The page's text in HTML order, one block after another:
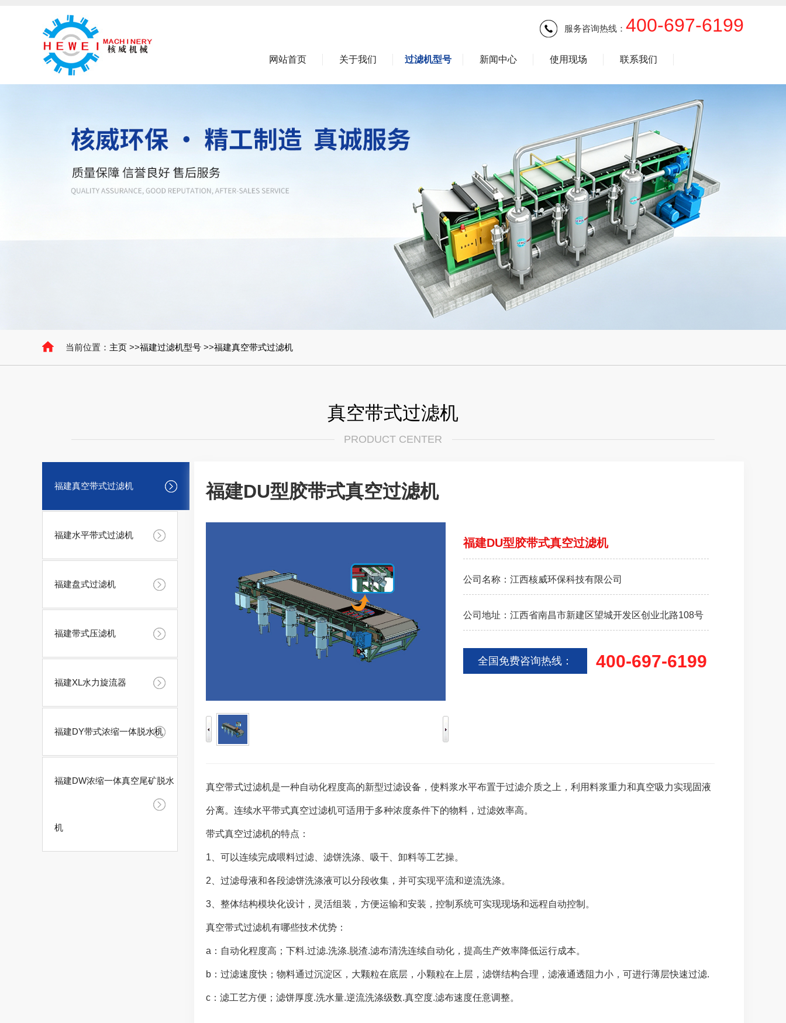
服务咨询热线： 400-697-6199
网站首页 关于我们 过滤机型号 新闻中心 使用现场 联系我们
当前位置： 主页 >>福建过滤机型号 >>福建真空带式过滤机
真空带式过滤机
PRODUCT CENTER
福建真空带式过滤机
福建水平带式过滤机
福建盘式过滤机
福建带式压滤机
福建XL水力旋流器
福建DY带式浓缩一体脱水机
福建DW浓缩一体真空尾矿脱水
机
福建DU型胶带式真空过滤机
福建DU型胶带式真空过滤机
公司名称： 江西核威环保科技有限公司
公司地址： 江西省南昌市新建区望城开发区创业北路108号
全国免费咨询热线： 400-697-6199
真空带式过滤机是一种自动化程度高的新型过滤设备，使料浆水平布置于过滤介质之上，利用料浆重力和真空吸力实现固液
分离。连续水平带式真空过滤机可适用于多种浓度条件下的物料，过滤效率高。
带式真空过滤机的特点：
1、可以连续完成喂料过滤、滤饼洗涤、吸干、卸料等工艺操。
2、过滤母液和各段滤饼洗涤液可以分段收集，并可实现平流和逆流洗涤。
3、整体结构模块化设计，灵活组装，方便运输和安装，控制系统可实现现场和远程自动控制。
真空带式过滤机有哪些技术优势：
a：自动化程度高；下料.过滤.洗涤.脱渣.滤布清洗连续自动化，提高生产效率降低运行成本。
b：过滤速度快；物料通过沉淀区，大颗粒在底层，小颗粒在上层，滤饼结构合理，滤液通透阻力小，可进行薄层快速过滤.
c：滤工艺方便；滤饼厚度.洗水量.逆流洗涤级数.真空度.滤布速度任意调整。